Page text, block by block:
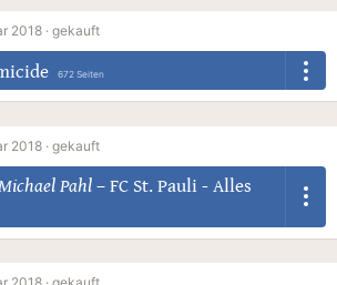
2018 · gekauft
672 Seiten
2018 · gekauft
Pahl – FC St. Pauli - Alles